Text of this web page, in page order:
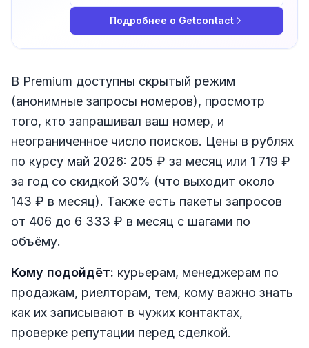
Подробнее о Getcontact
В Premium доступны скрытый режим
(анонимные запросы номеров), просмотр
того, кто запрашивал ваш номер, и
неограниченное число поисков. Цены в рублях
по курсу май 2026: 205 ₽ за месяц или 1 719 ₽
за год со скидкой 30% (что выходит около
143 ₽ в месяц). Также есть пакеты запросов
от 406 до 6 333 ₽ в месяц с шагами по
объёму.
Кому подойдёт: курьерам, менеджерам по
продажам, риелторам, тем, кому важно знать
как их записывают в чужих контактах,
проверке репутации перед сделкой.